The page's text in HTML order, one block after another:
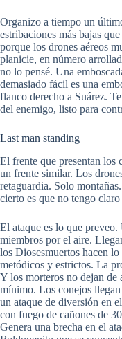
Organizo a tiempo un
estribaciones más bajas
porque los drones aéreos
planicie, en número
no lo pensé. Una
demasiado fácil es una
flanco derecho a Suárez.
del enemigo, listo para
Last man standing
El frente que presentan los
un frente similar. Los
retaguardia. Solo
cierto es que no tengo claro
El ataque es lo que
miembros por el aire.
los Diosesmuertos hacen
metódicos y estrictos. La
Y los morteros no dejan de
mínimo. Los conejos
un ataque de diversión en
con fuego de cañones de
Genera una brecha en el